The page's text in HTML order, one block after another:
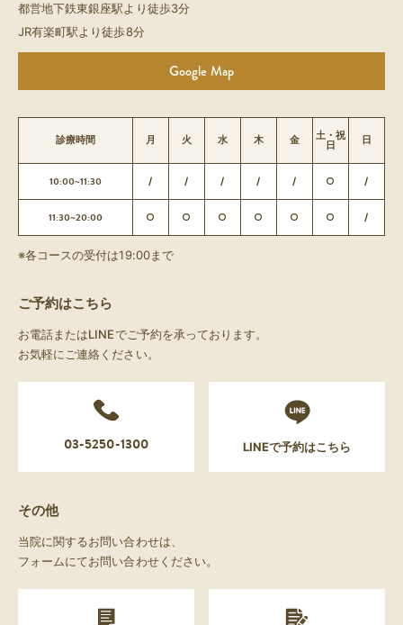
都営地下鉄東銀座駅より徒歩3分
JR有楽町駅より徒歩8分
Google Map
診療時間 月 火 水 木 金 土・祝
日 日
10:00~11:30 / / / / / ○ /
11:30~20:00 ○ ○ ○ ○ ○ ○ /
※各コースの受付は19:00まで
ご予約はこちら
お電話またはLINEでご予約を承っております。
お気軽にご連絡ください。
03-5250-1300 LINEで予約はこちら
その他
当院に関するお問い合わせは、
フォームにてお問い合わせください。